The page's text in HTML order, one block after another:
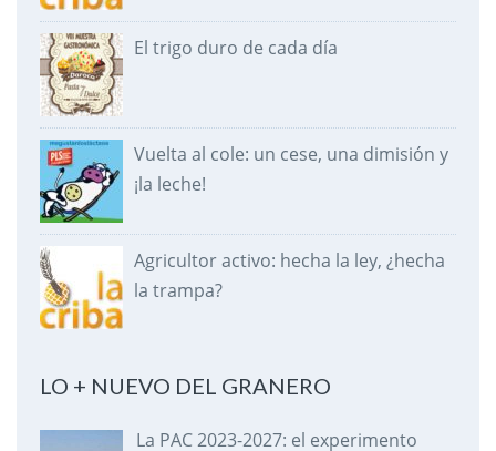
El trigo duro de cada día
Vuelta al cole: un cese, una dimisión y
¡la leche!
Agricultor activo: hecha la ley, ¿hecha
la trampa?
LO + NUEVO DEL GRANERO
La PAC 2023-2027: el experimento